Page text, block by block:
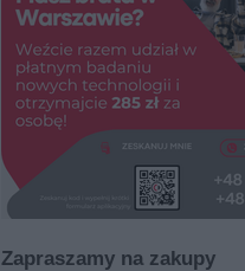
Zapraszamy na zakupy